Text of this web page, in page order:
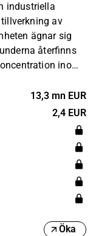
industriella
av
ägnar sig
återfinns
inom
är främst
i
13,3 mn EUR
2,4 EUR
Öka